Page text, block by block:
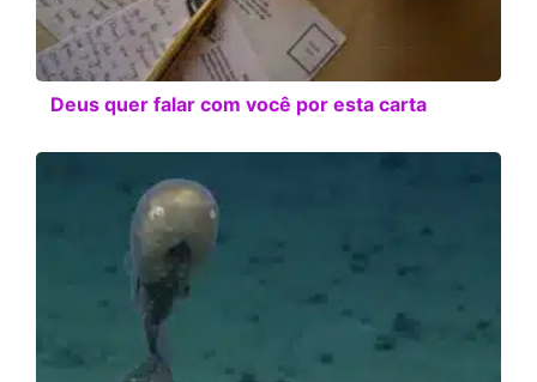
Deus quer falar com você por esta carta